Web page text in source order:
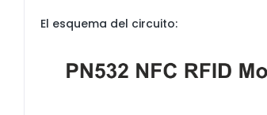
El esquema del circuito: